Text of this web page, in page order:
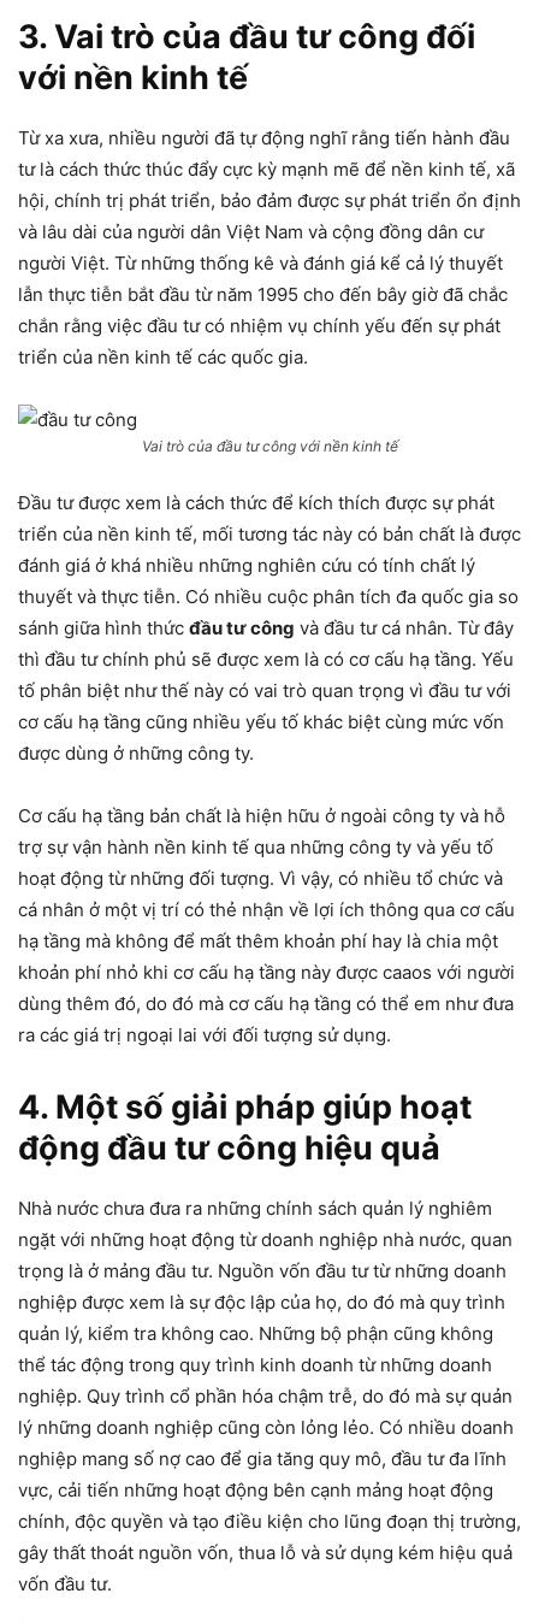
3. Vai trò của đầu tư công đối
với nền kinh tế
Từ xa xưa, nhiều người đã tự động nghĩ rằng tiến hành đầu
tư là cách thức thúc đẩy cực kỳ mạnh mẽ để nền kinh tế, xã
hội, chính trị phát triển, bảo đảm được sự phát triển ổn định
và lâu dài của người dân Việt Nam và cộng đồng dân cư
người Việt. Từ những thống kê và đánh giá kể cả lý thuyết
lẫn thực tiễn bắt đầu từ năm 1995 cho đến bây giờ đã chắc
chắn rằng việc đầu tư có nhiệm vụ chính yếu đến sự phát
triển của nền kinh tế các quốc gia.
Vai trò của đầu tư công với nền kinh tế
Đầu tư được xem là cách thức để kích thích được sự phát
triển của nền kinh tế, mối tương tác này có bản chất là được
đánh giá ở khá nhiều những nghiên cứu có tính chất lý
thuyết và thực tiễn. Có nhiều cuộc phân tích đa quốc gia so
sánh giữa hình thức đầu tư công và đầu tư cá nhân. Từ đây
thì đầu tư chính phủ sẽ được xem là có cơ cấu hạ tầng. Yếu
tố phân biệt như thế này có vai trò quan trọng vì đầu tư với
cơ cấu hạ tầng cũng nhiều yếu tố khác biệt cùng mức vốn
được dùng ở những công ty.
Cơ cấu hạ tầng bản chất là hiện hữu ở ngoài công ty và hỗ
trợ sự vận hành nền kinh tế qua những công ty và yếu tố
hoạt động từ những đối tượng. Vì vậy, có nhiều tổ chức và
cá nhân ở một vị trí có thẻ nhận về lợi ích thông qua cơ cấu
hạ tầng mà không để mất thêm khoản phí hay là chia một
khoản phí nhỏ khi cơ cấu hạ tầng này được caaos với người
dùng thêm đó, do đó mà cơ cấu hạ tầng có thể em như đưa
ra các giá trị ngoại lai với đối tượng sử dụng.
4. Một số giải pháp giúp hoạt
động đầu tư công hiệu quả
Nhà nước chưa đưa ra những chính sách quản lý nghiêm
ngặt với những hoạt động từ doanh nghiệp nhà nước, quan
trọng là ở mảng đầu tư. Nguồn vốn đầu tư từ những doanh
nghiệp được xem là sự độc lập của họ, do đó mà quy trình
quản lý, kiểm tra không cao. Những bộ phận cũng không
thể tác động trong quy trình kinh doanh từ những doanh
nghiệp. Quy trình cổ phần hóa chậm trễ, do đó mà sự quản
lý những doanh nghiệp cũng còn lỏng lẻo. Có nhiều doanh
nghiệp mang số nợ cao để gia tăng quy mô, đầu tư đa lĩnh
vực, cải tiến những hoạt động bên cạnh mảng hoạt động
chính, độc quyền và tạo điều kiện cho lũng đoạn thị trường,
gây thất thoát nguồn vốn, thua lỗ và sử dụng kém hiệu quả
vốn đầu tư.